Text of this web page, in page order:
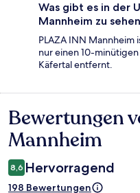
Was gibt es in der
Mannheim zu
PLAZA INN
nur einen 10-
Käfertal entfernt.
Bewertungen
Bewertungen
Mannheim
8,6 Hervorragend
198 Bewertungen